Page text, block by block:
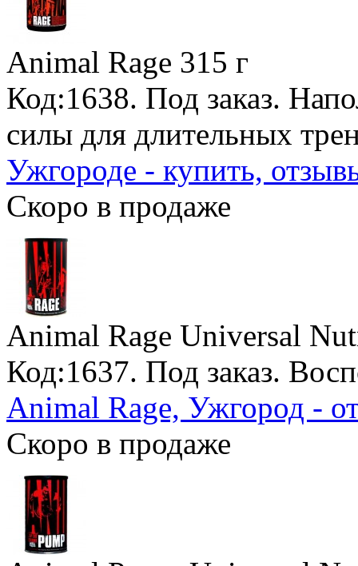
Animal Rage 315 г
Код:1638. Под заказ.
силы для длительных
Ужгороде - купить,
Скоро в продаже
Animal Rage Universal
Код:1637. Под заказ.
Animal Rage, Ужгород -
Скоро в продаже